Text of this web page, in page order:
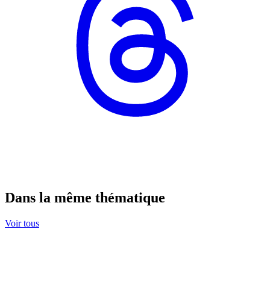
Dans la même thématique
Voir tous